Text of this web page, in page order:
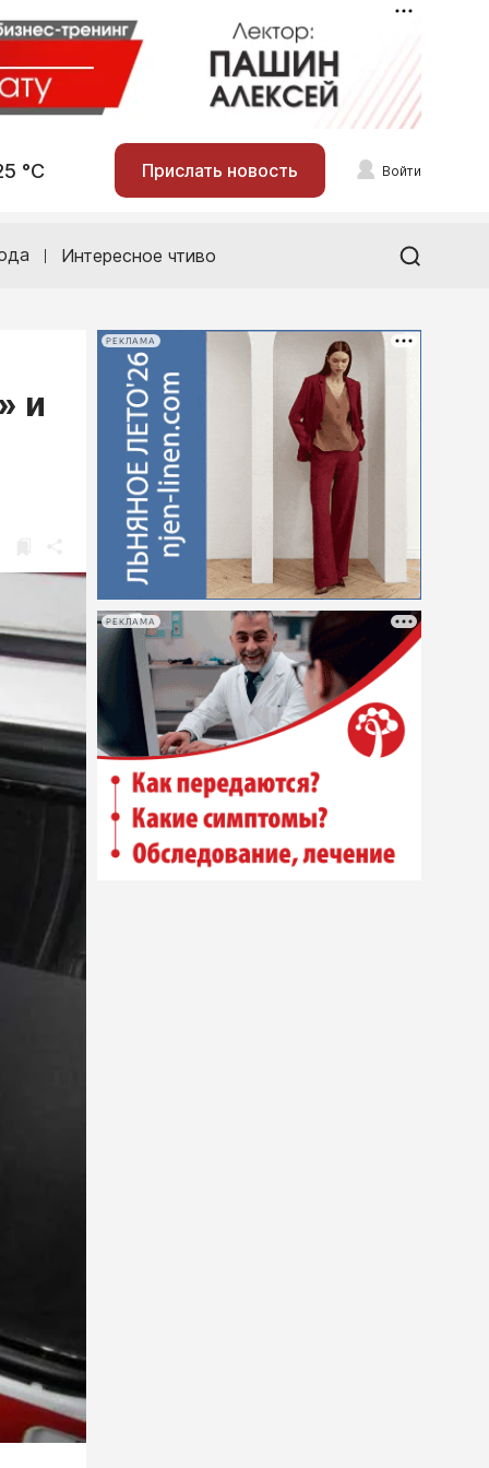
°С Прислать новость Войти
Интересное чтиво
и
РЕКЛАМА
РЕКЛАМА